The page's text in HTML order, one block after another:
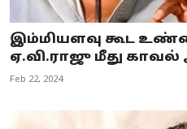
இம்மியளவு கூட
ஏ.வி.ராஜு மீது
Feb 22, 2024